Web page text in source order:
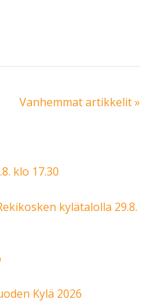
Vanhemmat artikkelit »
klo 17.30
kylätalolla 29.8.
Kylä 2026